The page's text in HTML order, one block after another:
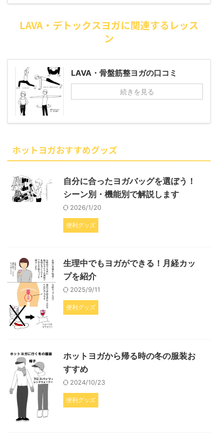
LAVA・デトックスヨガに関連するレッス
ン
LAVA・骨盤筋整ヨガの口コミ
続きを見る
ホットヨガおすすめグッズ
自分に合ったヨガバッグを選ぼう！
シーン別・機能別で解説します
2026/1/20
便利グッズ
生理中でもヨガができる！月経カッ
プを紹介
2025/9/11
便利グッズ
ホットヨガから帰る時の冬の服装お
すすめ
2024/10/23
便利グッズ